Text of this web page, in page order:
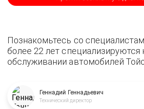
Познакомьтесь со
более 22 лет специализируются
обслуживании автомобилей
Геннадий Геннадьевич
Технический директор